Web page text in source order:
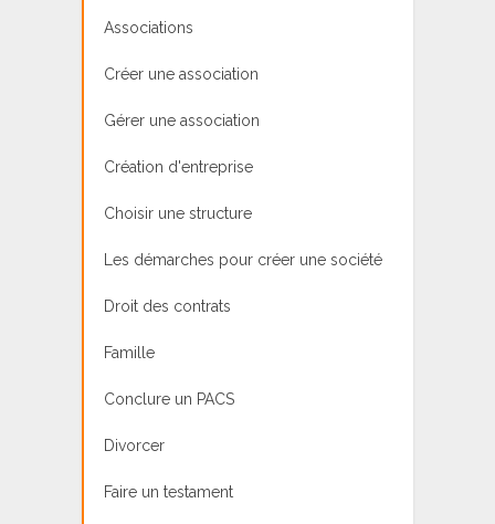
Associations
Créer une association
Gérer une association
Création d'entreprise
Choisir une structure
Les démarches pour créer une société
Droit des contrats
Famille
Conclure un PACS
Divorcer
Faire un testament